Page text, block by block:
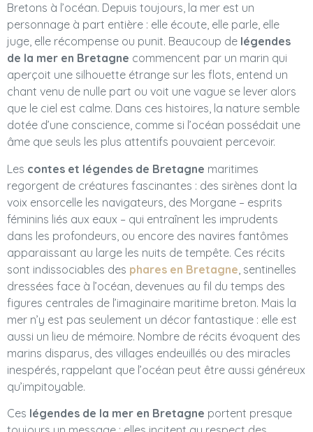
Bretons à l’océan. Depuis toujours, la mer est un
personnage à part entière : elle écoute, elle parle, elle
juge, elle récompense ou punit. Beaucoup de légendes
de la mer en Bretagne commencent par un marin qui
aperçoit une silhouette étrange sur les flots, entend un
chant venu de nulle part ou voit une vague se lever alors
que le ciel est calme. Dans ces histoires, la nature semble
dotée d’une conscience, comme si l’océan possédait une
âme que seuls les plus attentifs pouvaient percevoir.
Les contes et légendes de Bretagne maritimes
regorgent de créatures fascinantes : des sirènes dont la
voix ensorcelle les navigateurs, des Morgane – esprits
féminins liés aux eaux – qui entraînent les imprudents
dans les profondeurs, ou encore des navires fantômes
apparaissant au large les nuits de tempête. Ces récits
sont indissociables des phares en Bretagne , sentinelles
dressées face à l’océan, devenues au fil du temps des
figures centrales de l’imaginaire maritime breton. Mais la
mer n’y est pas seulement un décor fantastique : elle est
aussi un lieu de mémoire. Nombre de récits évoquent des
marins disparus, des villages endeuillés ou des miracles
inespérés, rappelant que l’océan peut être aussi généreux
qu’impitoyable.
Ces légendes de la mer en Bretagne portent presque